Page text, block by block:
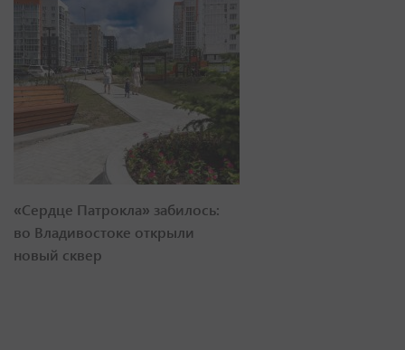
«Сердце Патрокла» забилось:
во Владивостоке открыли
новый сквер